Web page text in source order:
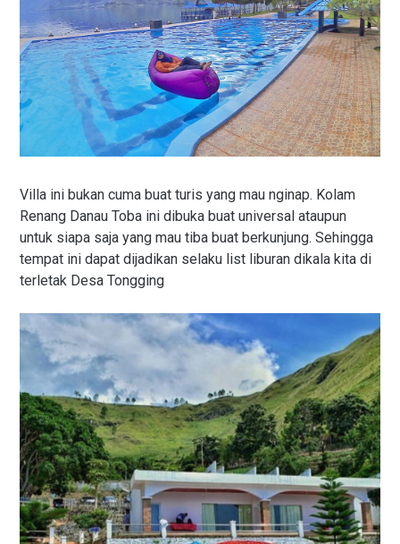
Villa ini bukan cuma buat turis yang mau nginap. Kolam
Renang Danau Toba ini dibuka buat universal ataupun
untuk siapa saja yang mau tiba buat berkunjung. Sehingga
tempat ini dapat dijadikan selaku list liburan dikala kita di
terletak Desa Tongging